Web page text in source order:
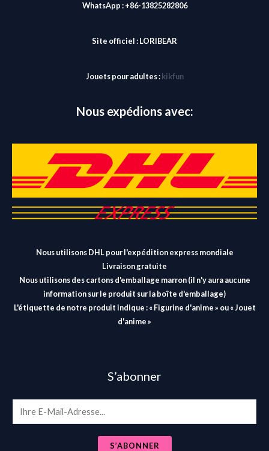
WhatsApp : +86-13825282806
Site officiel :LORIBEAR
Jouets pour adultes : kikfun
Nous expédions avec:
Nous utilisons DHL pour l'expédition express mondiale
Livraison gratuite
Nous utilisons des cartons d'emballage marron (il n'y aura aucune
information sur le produit sur la boîte d'emballage)
L'étiquette de notre produit indique : « Figurine d'anime » ou « Jouet
d'anime »
S’abonner
m
S’ABONNER